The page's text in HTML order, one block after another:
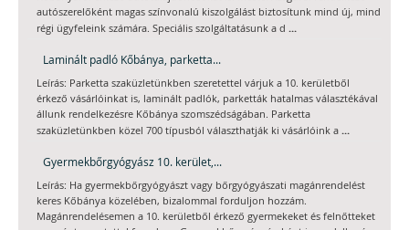
autószerelőként magas színvonalú kiszolgálást biztosítunk mind új, mind
régi ügyfeleink számára. Speciális szolgáltatásunk a d ...
Laminált padló Kőbánya, parketta...
Leírás: Parketta szaküzletünkben szeretettel várjuk a 10. kerületből
érkező vásárlóinkat is, laminált padlók, parketták hatalmas választékával
állunk rendelkezésre Kőbánya szomszédságában. Parketta
szaküzletünkben közel 700 típusból választhatják ki vásárlóink a ...
Gyermekbőrgyógyász 10. kerület,...
Leírás: Ha gyermekbőrgyógyászt vagy bőrgyógyászati magánrendelést
keres Kőbánya közelében, bizalommal forduljon hozzám.
Magánrendelésemen a 10. kerületből érkező gyermekeket és felnőtteket